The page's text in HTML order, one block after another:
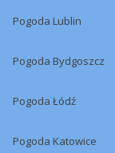
Pogoda Lublin
Pogoda Bydgoszcz
Pogoda Łódź
Pogoda Katowice